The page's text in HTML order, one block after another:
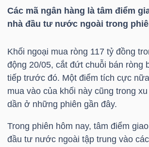
Các mã ngân hàng là tâm điểm
nhà đầu tư nước ngoài trong
Khối ngoại mua ròng 117 tỷ đồng
động 20/05, cắt đứt chuỗi bán ròng
tiếp trước đó. Một điểm tích cực
mua vào của khối này cũng trong
dần ở những phiên gần đây.
Trong phiên hôm nay, tâm điểm
đầu tư nước ngoài tập trung vào
NGHIỆP
BẤT
ĐỘNG
SẢN
TÀI
CHÍNH